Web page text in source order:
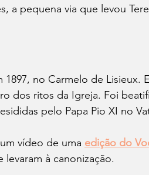
a pequena via que levou
1897, no Carmelo de Lisieux.
dos ritos da Igreja. Foi
pelo Papa Pio XI no
vídeo de uma edição do
levaram à canonização.